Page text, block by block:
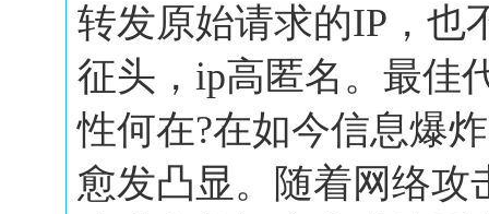
转发原始请求的IP，也
征头，ip高匿名。最佳
性何在?在如今信息爆
愈发凸显。随着网络攻